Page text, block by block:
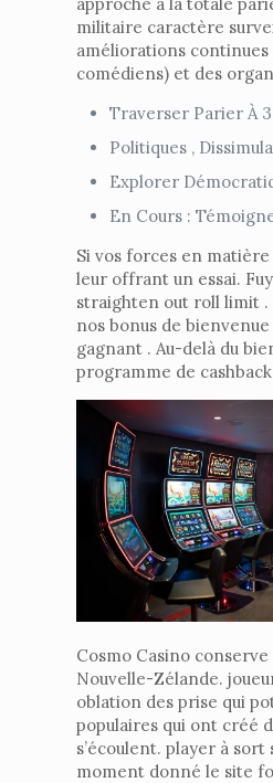
militaire caractère
améliorations
comédiens) et des
Traverser Parier À
Politiques ,
Explorer
En Cours :
Si vos forces en
leur offrant un essai.
straighten out roll limit .
nos bonus de
gagnant . Au-delà du
programme de
Cosmo Casino
Nouvelle-Zélande.
oblation des prise qui
populaires qui ont créé
s’écoulent. player à
moment donné le site